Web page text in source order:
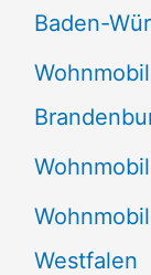
Baden-
Westfalen